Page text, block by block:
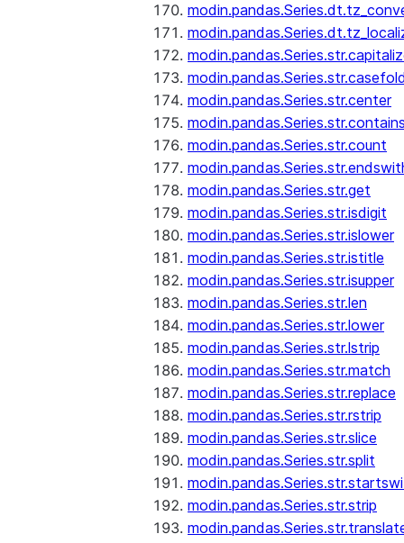
modin.pandas.Series.str.center
modin.pandas.Series.str.count
modin.pandas.Series.str.get
modin.pandas.Series.str.isdigit
modin.pandas.Series.str.islower
modin.pandas.Series.str.istitle
modin.pandas.Series.str.isupper
modin.pandas.Series.str.len
modin.pandas.Series.str.lower
modin.pandas.Series.str.lstrip
modin.pandas.Series.str.match
modin.pandas.Series.str.replace
modin.pandas.Series.str.rstrip
modin.pandas.Series.str.slice
modin.pandas.Series.str.split
modin.pandas.Series.str.strip